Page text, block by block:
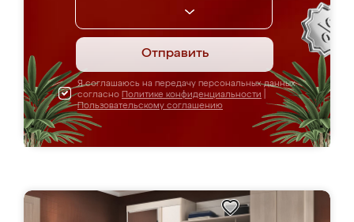
Отправить
Я соглашаюсь на передачу персональных данных
согласно Политике конфиденциальности
Пользовательскому соглашению